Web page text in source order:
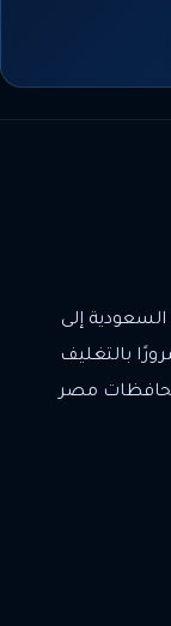
إلى
بالتغليف
محافظات مصر